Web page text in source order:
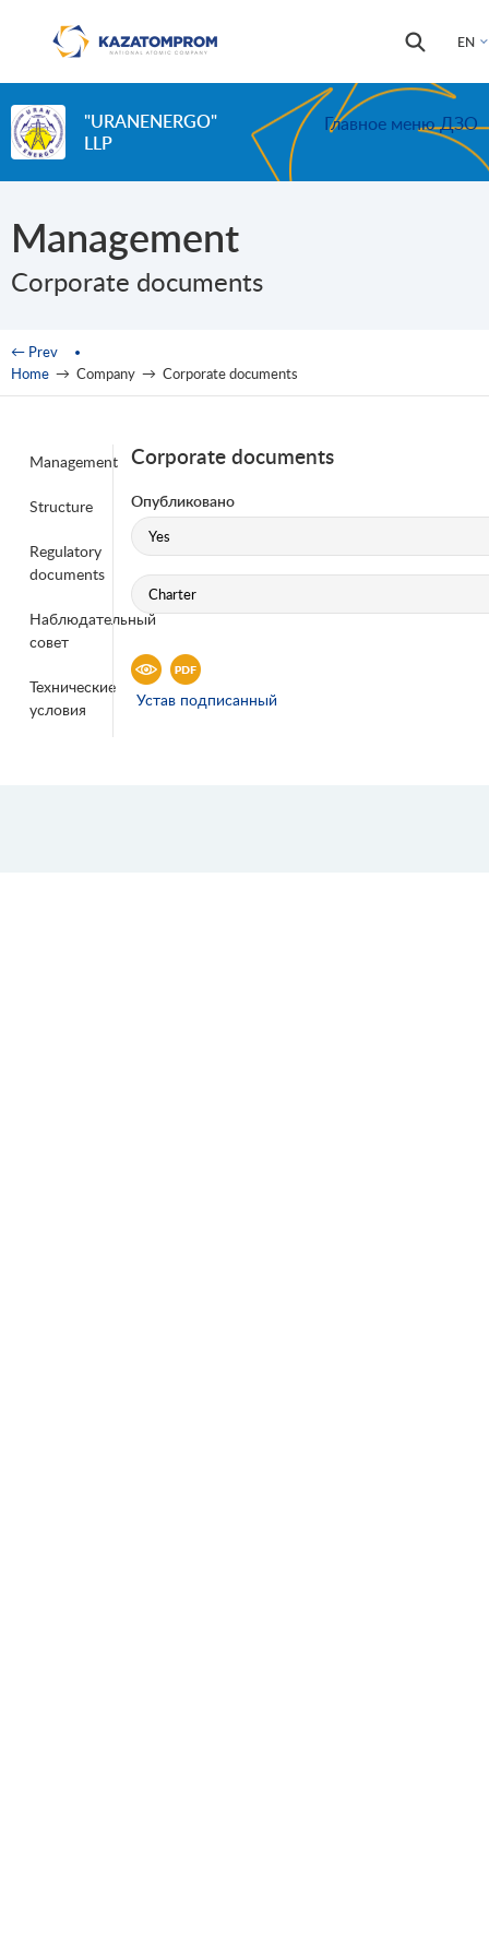
EN
Search
Search
"URANENERGO"
LLP
Главное меню ДЗО
Management
Corporate documents
You are here
← Prev
Home → Company → Corporate documents
Management
Structure
Regulatory
documents
Наблюдательный
совет
Технические
условия
Corporate documents
Опубликовано
Устав подписанный